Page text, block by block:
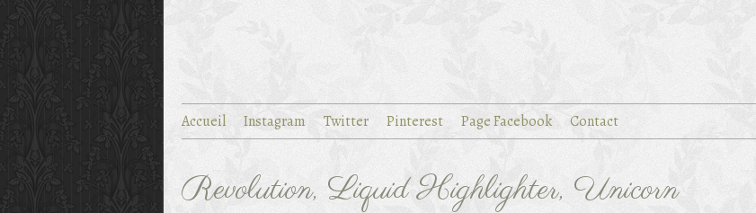
Accueil Instagram Twitter Pinterest Page Facebook Contact
Revolution, Liquid Highlighter, Unicorn